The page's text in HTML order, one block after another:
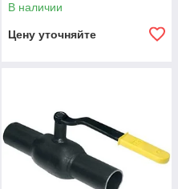
В наличии
Цену уточняйте